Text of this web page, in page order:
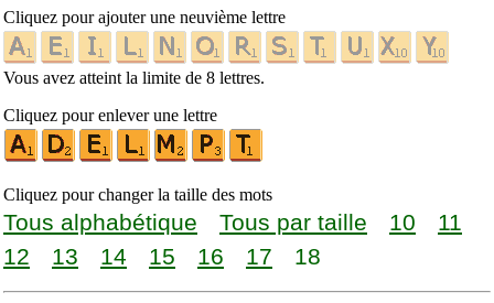
Cliquez pour ajouter une neuvième lettre
Vous avez atteint la limite de 8 lettres.
Cliquez pour enlever une lettre
Cliquez pour changer la taille des mots
Tous alphabétique Tous par taille 10
11
12
13 14 15 16 17 18